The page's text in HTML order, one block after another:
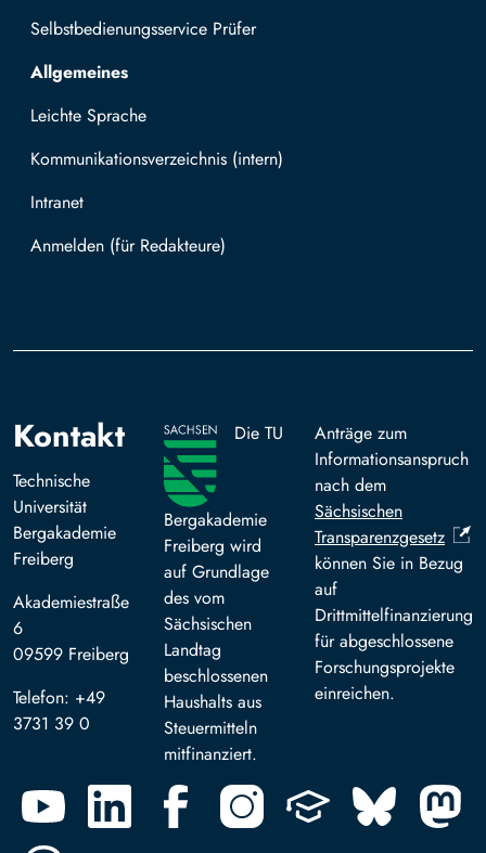
Selbstbedienungsservice Prüfer
Allgemeines
Leichte Sprache
Kommunikationsverzeichnis (intern)
Intranet
Mit TUBAF Login anmelden
Kontakt
Technische
Universität
Bergakademie
Freiberg
Akademiestraße
6
09599 Freiberg
Telefon: +49
3731 39 0
Die TU
Bergakademie
Freiberg wird
auf Grundlage
des vom
Sächsischen
Landtag
beschlossenen
Haushalts aus
Steuermitteln
mitfinanziert.
Anträge zum
Informationsanspruch
nach dem
Sächsischen
Transparenzgesetz
können Sie in Bezug
auf
Drittmittelfinanzierung
für abgeschlossene
Forschungsprojekte
einreichen.